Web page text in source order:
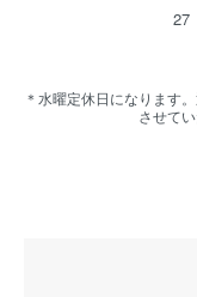
27
＊水曜定休日になります
させて